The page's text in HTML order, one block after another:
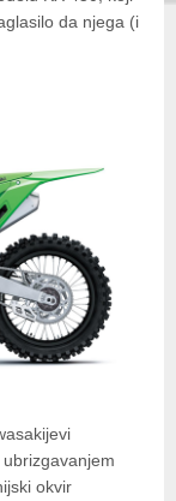
da njega (i
okvir